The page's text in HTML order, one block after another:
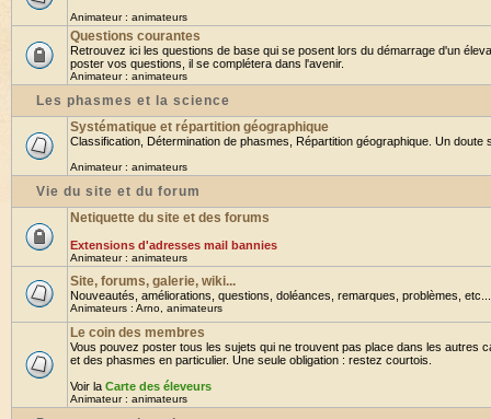
Animateur : animateurs
Questions courantes
Retrouvez ici les questions de base qui se posent lors du démarrage d'un
poster vos questions, il se complétera dans l'avenir.
Animateur : animateurs
Les phasmes et la science
Systématique et répartition géographique
Classification, Détermination de phasmes, Répartition géographique. Un doute
Animateur : animateurs
Vie du site et du forum
Netiquette du site et des forums
Extensions d'adresses mail bannies
Animateur : animateurs
Site, forums, galerie, wiki...
Nouveautés, améliorations, questions, doléances, remarques, problèmes,
Animateurs : Arno animateurs
Le coin des membres
Vous pouvez poster tous les sujets qui ne trouvent pas place dans les autres
et des phasmes en particulier. Une seule obligation : restez courtois.
Voir la Carte des éleveurs
Animateur : animateurs